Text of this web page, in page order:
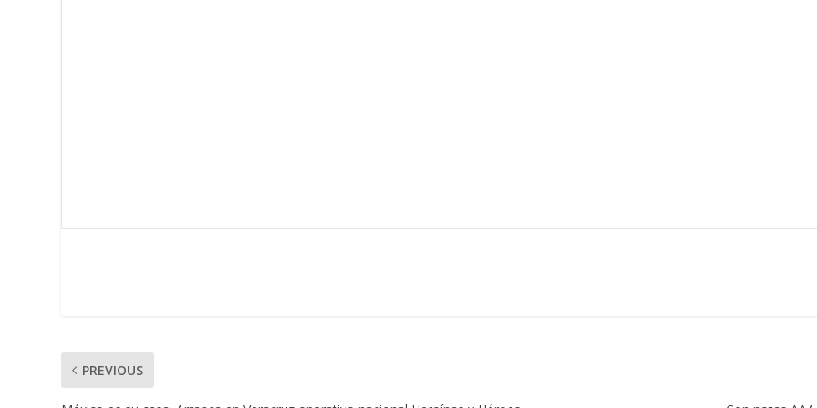
PREVIOUS